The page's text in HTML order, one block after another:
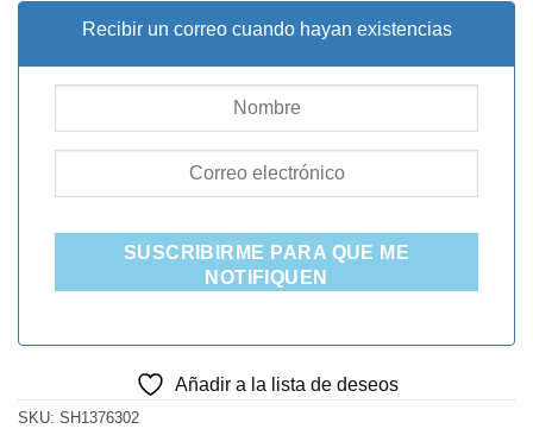
Recibir un correo cuando hayan existencias
SUSCRIBIRME PARA QUE ME
NOTIFIQUEN
Añadir a la lista de deseos
SKU: SH1376302